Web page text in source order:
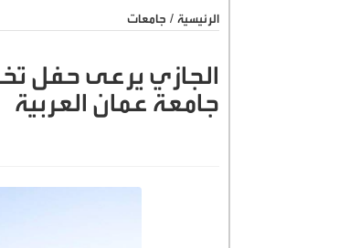
الرئيسية / جامعات
الجازي يرعى حفل
جامعة عمان العربية